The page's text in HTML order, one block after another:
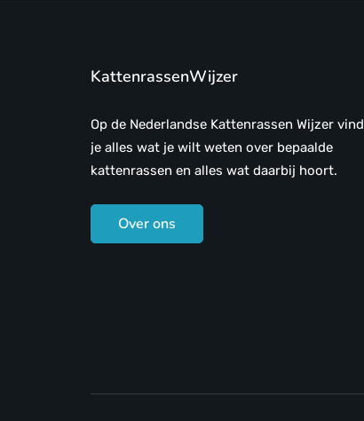
KattenrassenWijzer
Op de Nederlandse Kattenrassen Wijzer vind
je alles wat je wilt weten over bepaalde
kattenrassen en alles wat daarbij hoort.
Over ons